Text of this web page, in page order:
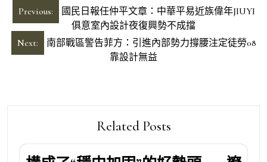
文
章
導
Previous:
國民日報任仲平文章：中華平易近族偉年JIUYI
俱意室內設計夜復興勢不成擋
Next:
南部戰區警告菲方：引進內部勢力撐腰注定徒勞08
靠設計無益
Related Posts